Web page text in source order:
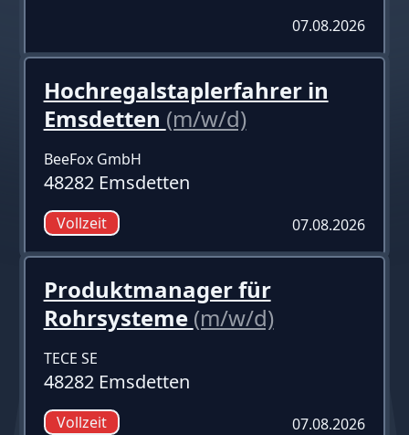
07.08.2026
Hochregalstaplerfahrer in
Emsdetten (m/w/d)
BeeFox GmbH
48282 Emsdetten
Vollzeit 07.08.2026
Produktmanager für
Rohrsysteme (m/w/d)
TECE SE
48282 Emsdetten
Vollzeit 07.08.2026